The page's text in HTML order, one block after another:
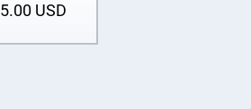
USD